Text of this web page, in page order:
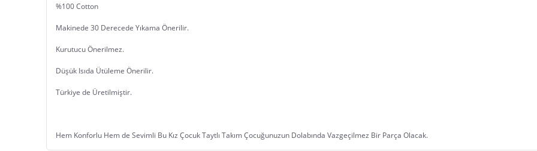
%100 Cotton
Makinede 30 Derecede Yıkama Önerilir.
Kurutucu Önerilmez.
Düşük Isıda Ütüleme Önerilir.
Türkiye de Üretilmiştir.
Hem Konforlu Hem de Sevimli Bu Kız Çocuk Taytlı Takım Çocuğunuzun Dolabında Vazgeçilmez Bir Parça Olacak.